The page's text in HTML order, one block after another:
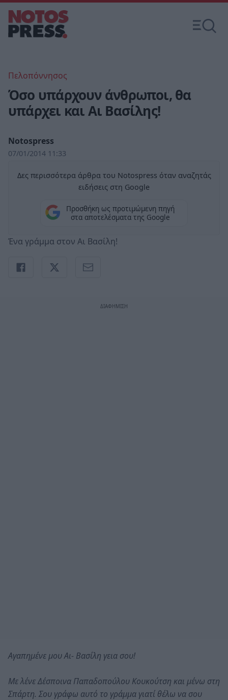
Πελοπόννησος
Όσο υπάρχουν άνθρωποι, θα
υπάρχει και Αι Βασίλης!
Notospress
07/01/2014 11:33
Δες περισσότερα άρθρα του Notospress όταν αναζητάς
ειδήσεις στη Google
Προσθήκη ως προτιμώμενη πηγή
στα αποτελέσματα της Google
Ένα γράμμα στον Αι Βασίλη!
Αγαπημένε μου Αι- Βασίλη γεια σου!
Με λένε Δέσποινα Παπαδοπούλου Κουκούτση και μένω στη
Σπάρτη. Σου γράφω αυτό το γράμμα γιατί θέλω να σου